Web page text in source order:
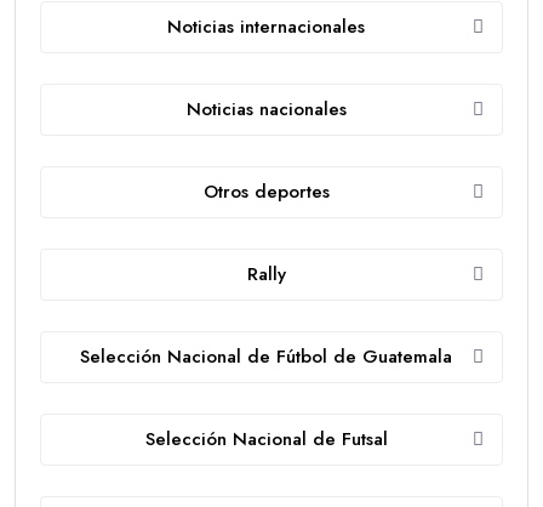
Noticias internacionales
Noticias nacionales
Otros deportes
Rally
Selección Nacional de Fútbol de Guatemala
Selección Nacional de Futsal